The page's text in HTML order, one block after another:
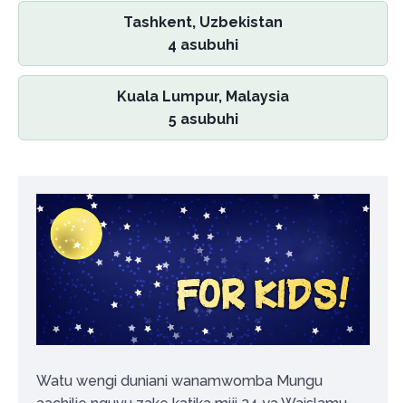
Tashkent, Uzbekistan
4 asubuhi
Kuala Lumpur, Malaysia
5 asubuhi
Watu wengi duniani wanamwomba Mungu